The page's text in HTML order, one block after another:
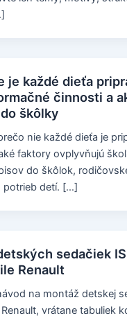
je každé dieťa
činnosti a
škôlky
nie každé dieťa je
faktory ovplyvňujú
do škôlok,
potrieb detí. […]
sedačiek
Renault
na montáž detskej
vrátane tabuliek